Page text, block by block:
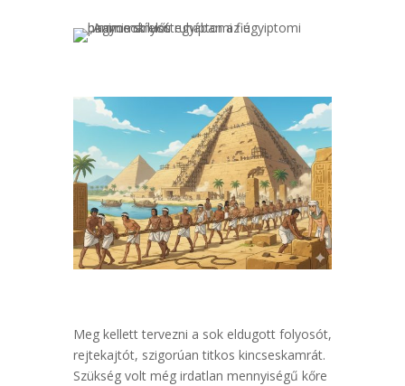
Meg kellett tervezni a sok eldugott folyosót,
rejtekajtót, szigorúan titkos kincseskamrát.
Szükség volt még irdatlan mennyiségű kőre